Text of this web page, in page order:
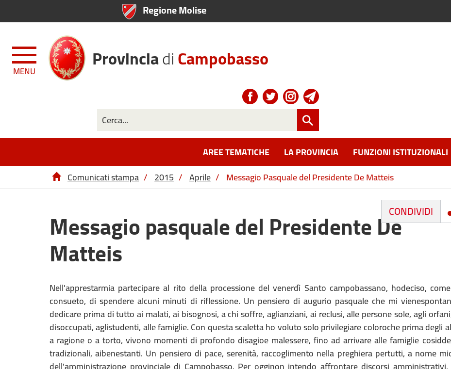
Regione Molise
MENU ProvinciadiCampobasso
AREE TEMATICHE LA PROVINCIA
FUNZIONI ISTITUZIONALI
Comunicati stampa / 2015 / Aprile / Messagio Pasquale del Presidente De Matteis
CONDIVIDI
Messagio pasquale del Presidente De
Matteis
Nell'apprestarmia partecipare al rito della processione del venerdì Santo campobassano, hodeciso,
consueto, di spendere alcuni minuti di riflessione. Un pensiero di augurio pasquale che mi
dedicare prima di tutto ai malati, ai bisognosi, a chi soffre, aglianziani, ai reclusi, alle persone sole, agli
disoccupati, aglistudenti, alle famiglie. Con questa scaletta ho voluto solo privilegiare coloroche prima degli
a ragione o a torto, vivono momenti di profondo disagioe malessere, fino ad arrivare alle famiglie
tradizionali, aibenestanti. Un pensiero di pace, serenità, raccoglimento nella preghiera pertutti, a nome